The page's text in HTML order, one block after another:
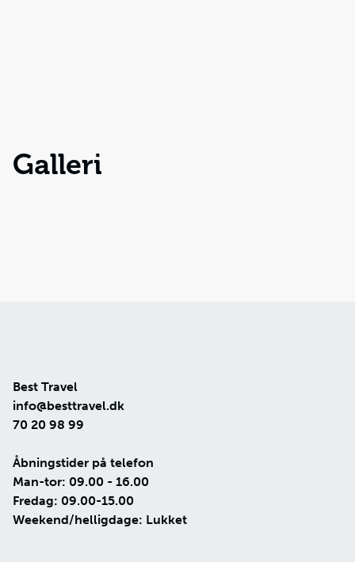
Galleri
Best Travel
info@besttravel.dk
70 20 98 99
Åbningstider på telefon
Man-tor: 09.00 - 16.00
Fredag: 09.00-15.00
Weekend/helligdage: Lukket